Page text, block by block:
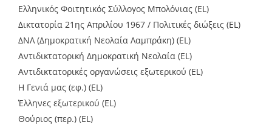
Ελληνικός Φοιτητικός Σύλλογος Μπολόνιας (EL)
Δικτατορία 21ης Απριλίου 1967 / Πολιτικές διώξεις (EL)
ΔΝΛ (Δημοκρατική Νεολαία Λαμπράκη) (EL)
Αντιδικτατορική Δημοκρατική Νεολαία (EL)
Αντιδικτατορικές οργανώσεις εξωτερικού (EL)
Η Γενιά μας (εφ.) (EL)
Έλληνες εξωτερικού (EL)
Θούριος (περ.) (EL)